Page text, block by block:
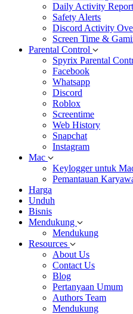
Daily Activity
Safety Alerts
Discord Activity
Screen Time &
Parental Control
Spyrix Parental
Facebook
Whatsapp
Discord
Roblox
Screentime
Web History
Snapchat
Instagram
Mac
Keylogger untuk
Pemantauan
Harga
Unduh
Bisnis
Mendukung
Mendukung
Resources
About Us
Contact Us
Blog
Pertanyaan Umum
Authors Team
Mendukung